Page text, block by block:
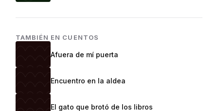
TAMBIÉN EN CUENTOS
Afuera de mí puerta
Encuentro en la aldea
El gato que brotó de los libros